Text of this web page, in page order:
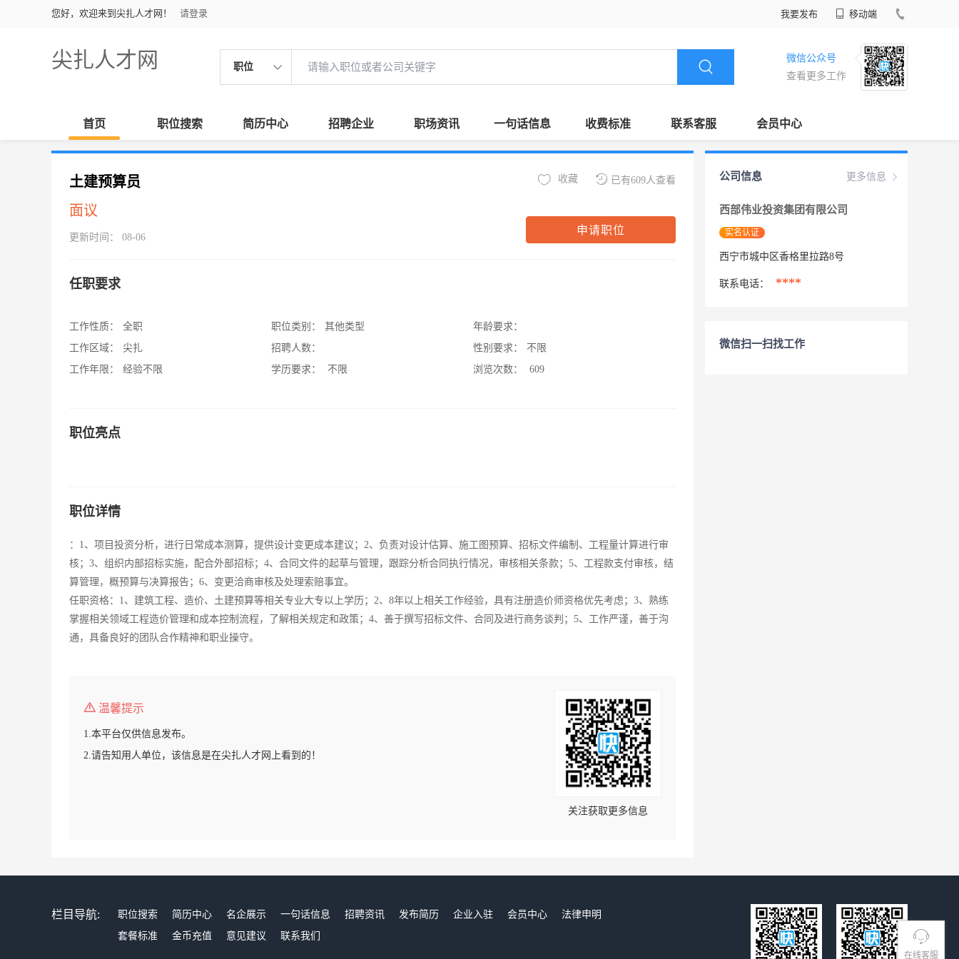
您好，欢迎来到尖扎人才网！ 请登录 我要发布 移动端
尖扎人才网 职位
微信公众号
查看更多工作
首页 职位搜索 简历中心 招聘企业 职场资讯 一句话信息 收费标准 联系客服 会员中心
在线客服
土建预算员
面议
更新时间： 08-06
已有609人查看
收藏
申请职位
任职要求
工作性质：
全职
工作区域：
尖扎
工作年限：
经验不限
职位类别：
其他类型
招聘人数：
学历要求：
不限
年龄要求：
性别要求：
不限
浏览次数：
609
职位亮点
职位详情
：1、项目投资分析，进行日常成本测算，提供设计变更成本建议；2、负责对设计估算、施工图预算、招标文件编制、工程量计算进行审
核；3、组织内部招标实施，配合外部招标；4、合同文件的起草与管理，跟踪分析合同执行情况，审核相关条款；5、工程款支付审核，结
算管理，概预算与决算报告；6、变更洽商审核及处理索赔事宜。
任职资格：1、建筑工程、造价、土建预算等相关专业大专以上学历；2、8年以上相关工作经验，具有注册造价师资格优先考虑；3、熟练
掌握相关领域工程造价管理和成本控制流程，了解相关规定和政策；4、善于撰写招标文件、合同及进行商务谈判；5、工作严谨，善于沟
通，具备良好的团队合作精神和职业操守。
温馨提示
1.本平台仅供信息发布。
2.请告知用人单位，该信息是在尖扎人才网上看到的！
关注获取更多信息
更多信息
公司信息
西部伟业投资集团有限公司
实名认证
西宁市城中区香格里拉路8号
联系电话： ****
微信扫一扫找工作
栏目导航: 职位搜索 简历中心 名企展示 一句话信息 招聘资讯 发布简历 企业入驻 会员中心
法律申明
套餐标准
金币充值 意见建议 联系我们